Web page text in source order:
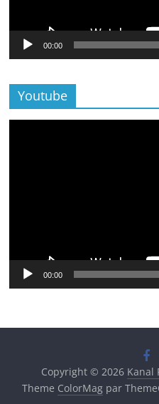
00:00
Youtube
00:00
Copyright © 2026 Kanal
Theme ColorMag par